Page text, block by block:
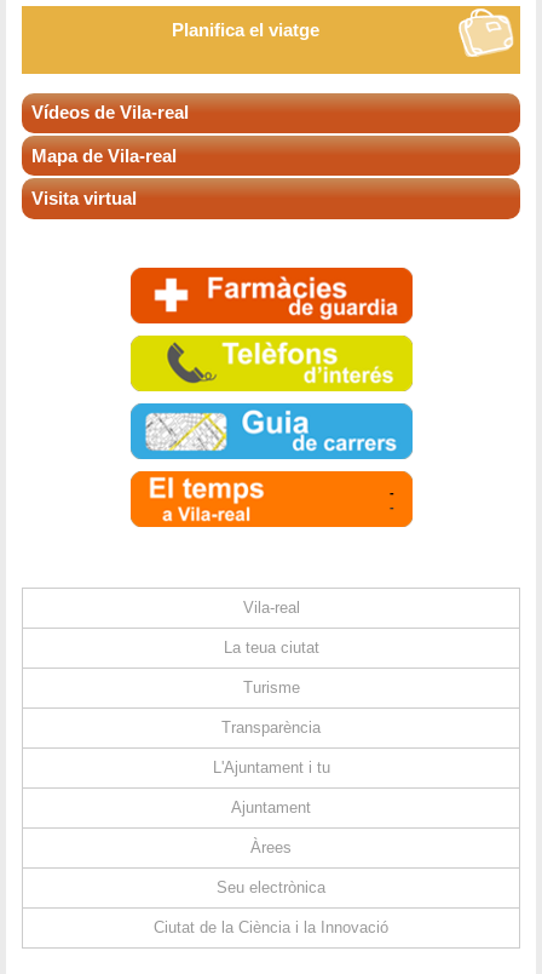
Planifica el viatge
Vídeos de Vila-real
Mapa de Vila-real
Visita virtual
-
-
Vila-real
La teua ciutat
Turisme
Transparència
L'Ajuntament i tu
Ajuntament
Àrees
Seu electrònica
Ciutat de la Ciència i la Innovació